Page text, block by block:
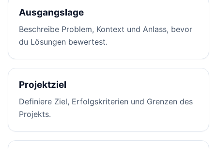
Ausgangslage
Beschreibe Problem, Kontext und Anlass, bevor
du Lösungen bewertest.
Projektziel
Definiere Ziel, Erfolgskriterien und Grenzen des
Projekts.